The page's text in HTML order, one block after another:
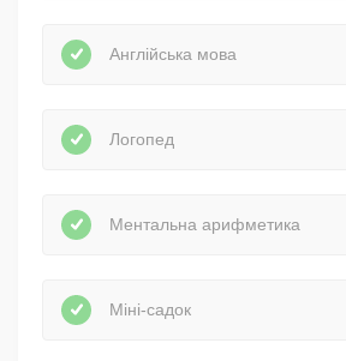
Англійська мова
Логопед
Ментальна арифметика
Міні-садок